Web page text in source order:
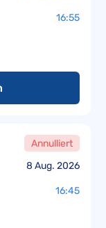
16:55
8 Aug. 2026
Annulliert
16:45